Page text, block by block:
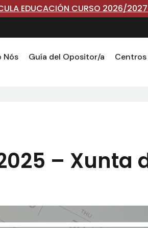
EDUCACIÓN CURSO 2026/2027
Nós Guía del Opositor/a Centros
– Xunta